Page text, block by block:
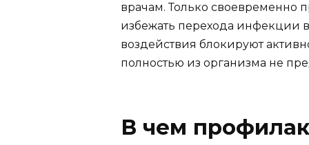
врачам. Только своевременно
избежать перехода инфекции
воздействия блокируют
полностью из организма не
В чем